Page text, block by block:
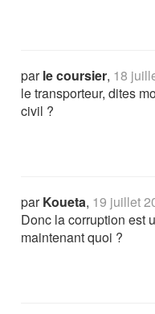
parle coursier, 18
le transporteur, dites
civil ?
parKoueta, 19 juillet
Donc la corruption est
maintenant quoi ?